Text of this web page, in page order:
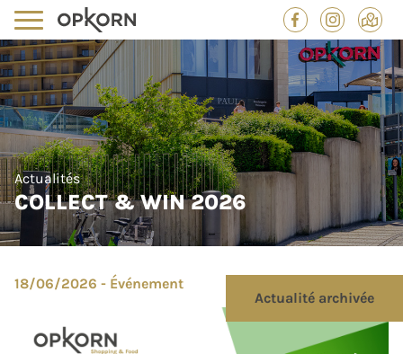
Actualités
COLLECT & WIN 2026
Actualité archivée
18/06/2026 - Événement